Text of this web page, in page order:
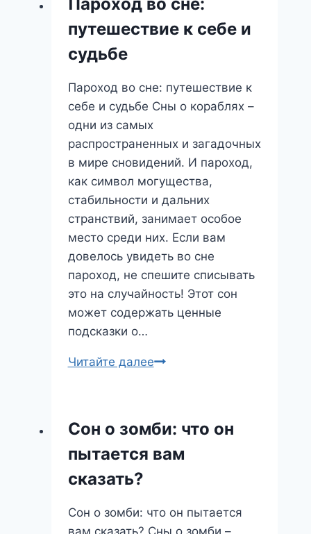
ослика:
от
глубокого
символизма
путешествие к себе и
судьбе
Пароход во сне: путешествие к
себе и судьбе Сны о кораблях –
одни из самых
распространенных и загадочных
в мире сновидений. И пароход,
как символ могущества,
стабильности и дальних
странствий, занимает особое
место среди них. Если вам
довелось увидеть во сне
пароход, не спешите списывать
это на случайность! Этот сон
может содержать ценные
подсказки о…
Читайте далееПароход
к
себе
Сон о зомби: что он
пытается вам
сказать?
Сон о зомби: что он пытается
вам сказать? Сны о зомби –